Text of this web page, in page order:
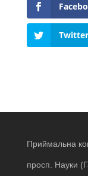
Twitter
Приймальна
просп. Науки